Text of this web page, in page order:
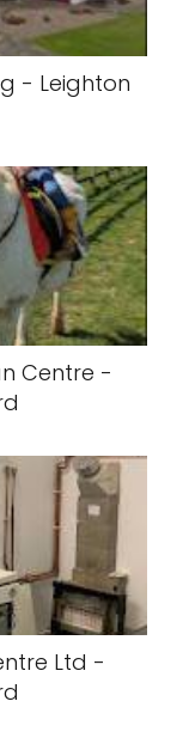
- Leighton
Centre -
Ltd -